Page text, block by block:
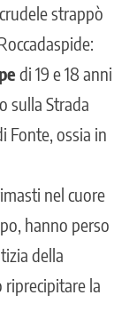
strappò
di 19 e 18 anni
sulla Strada
Fonte, ossia in
nel cuore
hanno perso
della
riprecipitare la